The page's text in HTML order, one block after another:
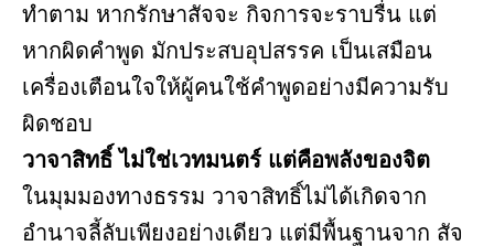
ทำตาม หากรักษาสัจจะ กิจการจะราบรื่น แต่
หากผิดคำพูด มักประสบอุปสรรค เป็นเสมือน
เครื่องเตือนใจให้ผู้คนใช้คำพูดอย่างมีความรับ
ผิดชอบ
วาจาสิทธิ์ ไม่ใช่เวทมนตร์ แต่คือพลังของจิต
ในมุมมองทางธรรม วาจาสิทธิ์ไม่ได้เกิดจาก
อำนาจลี้ลับเพียงอย่างเดียว แต่มีพื้นฐานจาก สัจ